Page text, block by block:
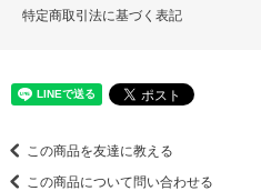
特定商取引法に基づく表記
この商品を友達に教える
この商品について問い合わせる